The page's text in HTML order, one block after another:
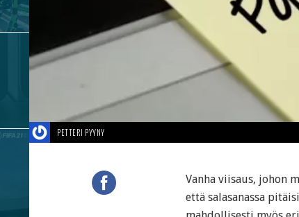
PETTERI PYYNY
Vanha viisaus, johon
että salasanassa